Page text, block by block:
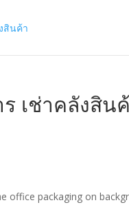
เช่าคลังสิน
office packaging on